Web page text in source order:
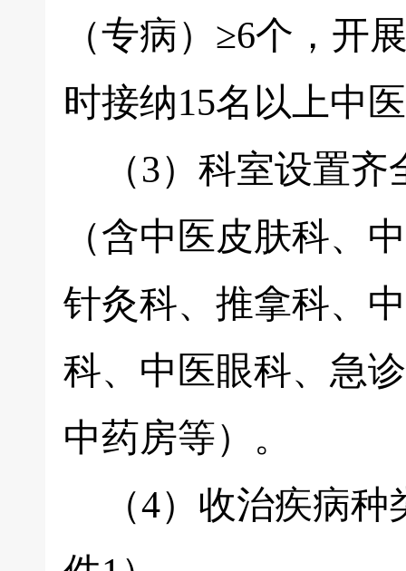
（专病）≥6个，开
时接纳15名以上中
（3）科室设置齐
（含中医皮肤科、
针灸科、推拿科、
科、中医眼科、急
中药房等）。
（4）收治疾病种